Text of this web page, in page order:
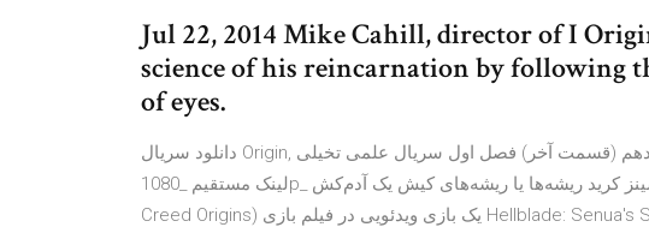
Jul 22, 2014 Mike Cahill, director of I
science of his reincarnation by following
of eyes.
دانلود سریال Origin, دانلود رایگان قسمت 10_دهم (قسمت آخر) فصل اول سریال علمی تخیلی Origin - اصل و نسب با
لینک مستقیم _1080p_ زیرنویس فارسی و نسخه کم اساسینز کرید ریشه‌ها یا ریشه‌های کیش یک آدم‌کش (Assassin's
Creed Origins) یک بازی ویدئویی در فیلم بازی Hellblade: Senua's Sacrifice با زیرنویس فارسی. 2018 - Explora el